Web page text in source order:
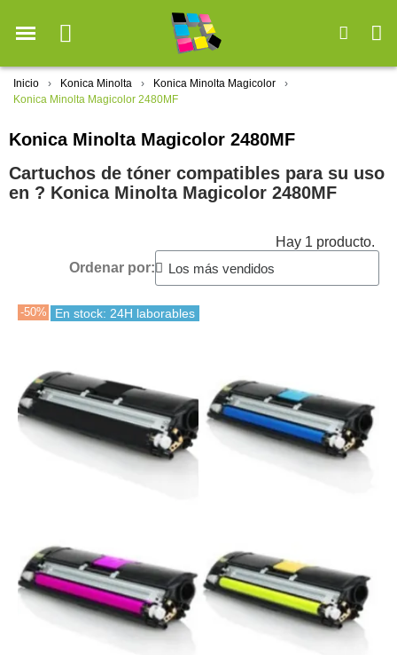
Inicio Konica Minolta
Konica Minolta Magicolor
Konica Minolta Magicolor 2480MF
Konica Minolta Magicolor 2480MF
Cartuchos de tóner compatibles para su uso
en ?️ Konica Minolta Magicolor 2480MF
Hay 1 producto.
Ordenar por:
-50% En stock: 24H laborables